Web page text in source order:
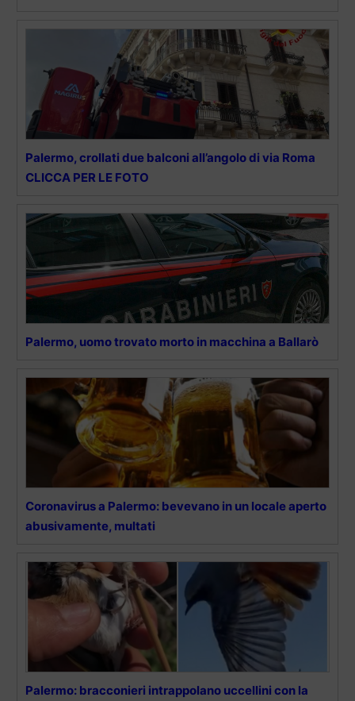
Palermo, crollati due balconi all’angolo di via Roma
CLICCA PER LE FOTO
Palermo, uomo trovato morto in macchina a Ballarò
Coronavirus a Palermo: bevevano in un locale aperto
abusivamente, multati
Palermo: bracconieri intrappolano uccellini con la